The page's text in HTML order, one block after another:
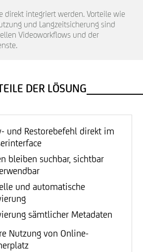
direkt integriert werden. Vorteile wie
und Langzeitsicherung sind
Videoworkflows und der
DER LÖSUNG
und Restorebefehl direkt im
bleiben suchbar, sichtbar
und automatische
sämtlicher Metadaten
Nutzung von Online-